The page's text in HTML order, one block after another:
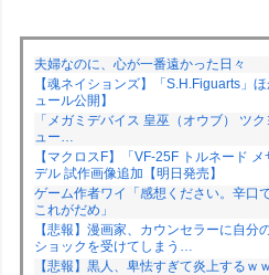
夫婦なのに、心が一番遠かった日々
【魂ネイションズ】「S.H.Figuarts」
ュール公開】
「メガミデバイス 皇巫（オウブ） ツ
ュー…
【マクロスF】「VF-25F トルネード
デル 試作画像追加【明日発売】
ゲーム作者ワイ「感想ください。辛口
これがだめ」
【悲報】漫画家、カウンセラーに自
ショックを受けてしまう…
【悲報】黒人、卑怯すぎて炎上するｗ